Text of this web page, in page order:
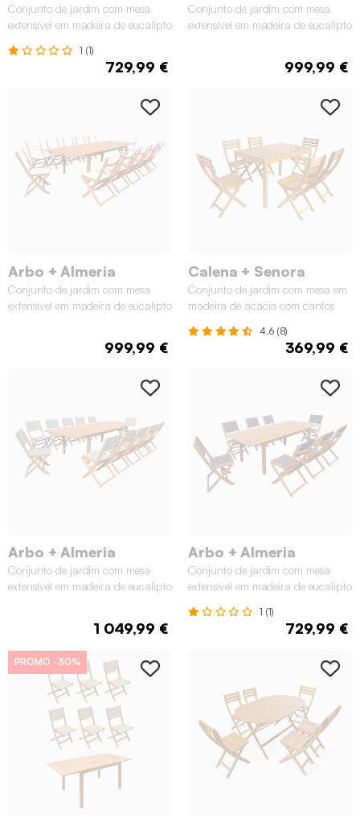
Conjunto de jardim com mesa
extensível em madeira de eucalipto
1 (1)
729,99 €
Conjunto de jardim com mesa
extensível em madeira de eucalipto
999,99 €
Arbo + Almeria
Conjunto de jardim com mesa
extensível em madeira de eucalipto
999,99 €
Calena + Senora
Conjunto de jardim com mesa em
madeira de acácia com cantos
Natural
4.6 (8)
369,99 €
Arbo + Almeria
Conjunto de jardim com mesa
extensível em madeira de eucalipto
1 049,99 €
Arbo + Almeria
Conjunto de jardim com mesa
extensível em madeira de eucalipto
1 (1)
729,99 €
PROMO -30%